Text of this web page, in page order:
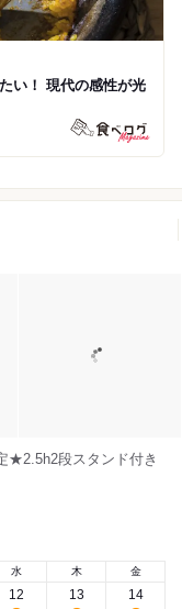
い！ 現代の感性が光
★2.5h2段スタンド付き
水
12
木
13
金
14